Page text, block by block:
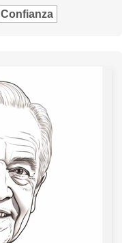
Confianza